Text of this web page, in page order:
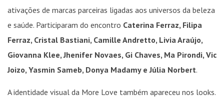
ativações de marcas parceiras ligadas aos universos da beleza
e saúde. Participaram do encontro Caterina Ferraz, Filipa
Ferraz, Cristal Bastiani, Camille Andretto, Livia Araújo,
Giovanna Klee, Jhenifer Novaes, Gi Chaves, Ma Pirondi, Vic
Joizo, Yasmin Sameb, Donya Madamy e Júlia Norbert.
A identidade visual da More Love também apareceu nos looks.